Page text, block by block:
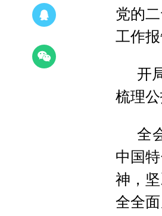
党的
工作报
开
梳理
全
中国
神，
全全